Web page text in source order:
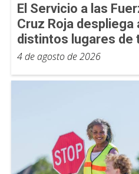
El Servicio a las
Cruz Roja despliega
distintos lugares de
4 de agosto de 2026